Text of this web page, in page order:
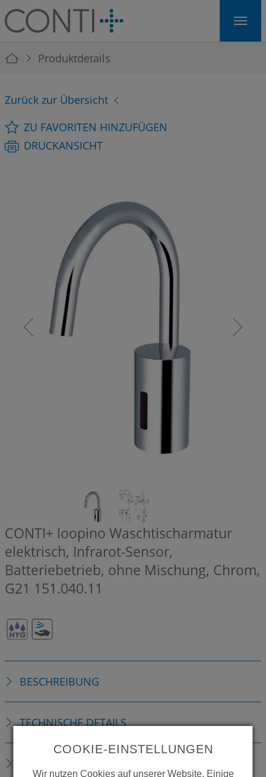
Skip to main navigation
Skip to main content
Skip to page footer
You are here:
Produktdetails
Zurück zur Übersicht
ZU FAVORITEN HINZUFÜGEN
DRUCKANSICHT
CONTI+ loopino Waschtischarmatur
elektrisch, Infrarot-Sensor,
Batteriebetrieb, ohne Mischung, Chrom,
G21 151.040.11
BESCHREIBUNG
TECHNISCHE DETAILS
COOKIE-EINSTELLUNGEN
Wir nutzen Cookies auf unserer Website. Einige